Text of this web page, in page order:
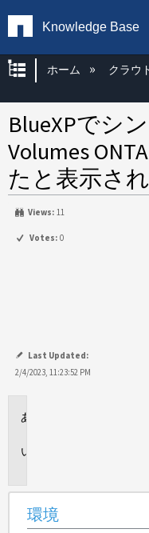
Knowledge Base
グローバル
ホーム クラウ
BlueXPでシ
Volumes
たと表示さ
Views: 11
Votes: 0
Last Updated:
2/4/2023, 11:23:52 PM
環境